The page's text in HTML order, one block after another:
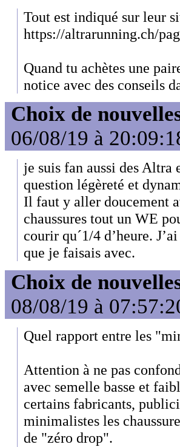
Tout est indiqué sur leur
https://altrarunning.ch/
Quand tu achètes une
notice avec des conseils
Choix de
06/08/19 à
je suis fan aussi des Altra
question légèreté et
Il faut y aller doucement
chaussures tout un WE
courir qu´1/4 d’heure.
que je faisais avec.
Choix de
08/08/19 à
Quel rapport entre les
Attention à ne pas
avec semelle basse et
certains fabricants,
minimalistes les
de "zéro drop".